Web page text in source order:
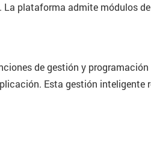
plataforma admite módulos
de gestión y
Esta gestión inteligente